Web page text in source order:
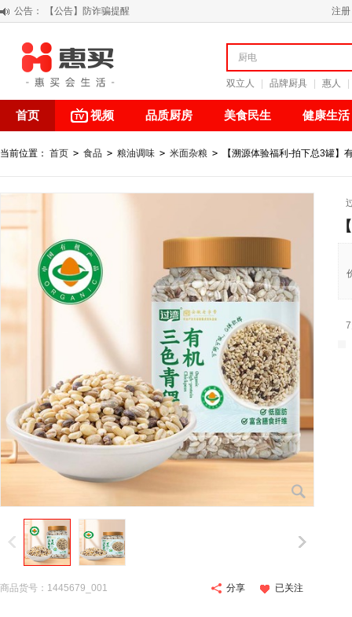
公告：
【公告】防诈骗提醒
阳春三月 惠买带你感受第一颗黄果柑的清新甘甜
关于假冒我公司“惠买小程序“的声明
注册
双立人 品牌厨具 惠人
首页 视频 品质厨房 美食民生 健康生活
当前位置： 首页 > 食品 > 粮油调味 > 米面杂粮 > 【溯源体验福利-拍下总3罐】
商品货号：1445679_001 分享 已关注